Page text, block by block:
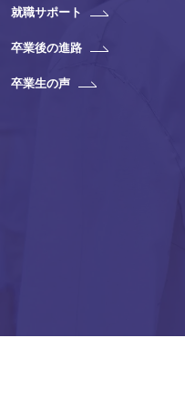
就職サポート
卒業後の進路
卒業生の声